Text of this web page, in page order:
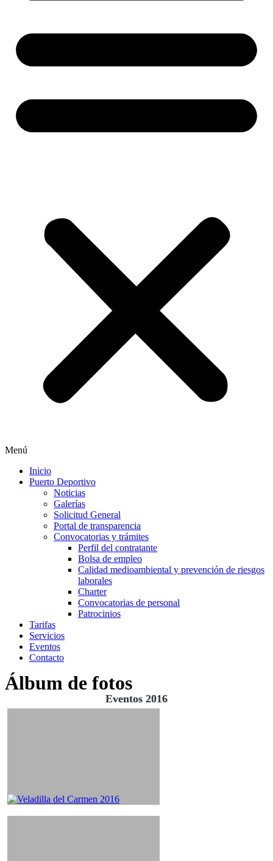
Menú
Inicio
Puerto Deportivo
Noticias
Galerías
Solicitud General
Portal de transparencia
Convocatorias y trámites
Perfil del contratante
Bolsa de empleo
Calidad medioambiental y prevención de riesgos
laborales
Charter
Convocatorias de personal
Patrocinios
Tarifas
Servicios
Eventos
Contacto
Álbum de fotos
Eventos 2016